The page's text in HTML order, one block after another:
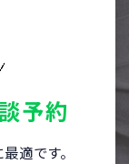
予約
適です。